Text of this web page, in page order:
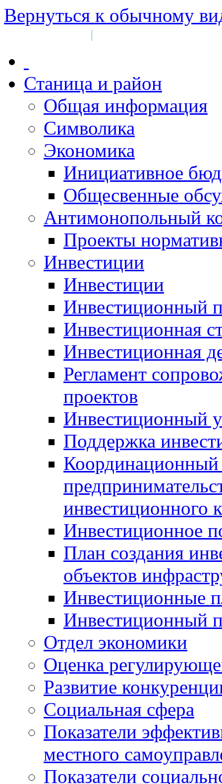
Вернуться к обычному
|
Станица и район
Общая информация
Символика
Экономика
Инициативное
Общесвенные
Антимонопольный
Проекты
Инвестиции
Инвестиции
Инвестиционный
Инвестиционная
Инвестиционная
Регламент
проектов
Инвестиционный
Поддержка
Координационный
инвестиционного
Инвестиционное
План создания
объектов
Инвестиционные
Инвестиционный
Отдел экономики
Оценка
Развитие
Социальная сфера
Показатели
местного
Показатели